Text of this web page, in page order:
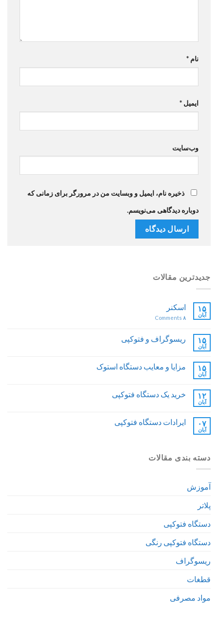
جدیدترین مقالات
۱۵
آبان
اسکنر
۸
۱۵
آبان
ریسوگراف و فتوکپی
۱۵
آبان
مزایا و معایب دستگاه استوک
۱۲
آبان
خرید یک دستگاه فتوکپی
۰۷
آبان
ایرادات دستگاه فتوکپی
دسته بندی مقالات
آموزش
پلاتر
دستگاه فتوکپی
دستگاه فتوکپی رنگی
ریسوگراف
قطغات
مواد مصرفی
نام *
ایمیل *
وب‌سایت
ذخیره نام، ایمیل و وبسایت من در مرورگر برای زمانی که
دوباره دیدگاهی می‌نویسم.